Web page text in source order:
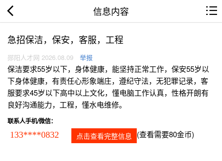
信息内容
急招保洁，保安，客服，工程
郧阳人才网 2026.08.09 举报
保洁要求55岁以下，身体健康，能坚持正常工作，保安55岁以
下身体健康，有责任心形象端庄，遵纪守法，无犯罪记录，客
服要求45岁以下高中以上文化，懂电脑工作认真，性格开朗有
良好沟通能力，工程，懂水电维修。
联系人手机/微信：
133****0832 点击查看完整信息 (查看需要80金币)